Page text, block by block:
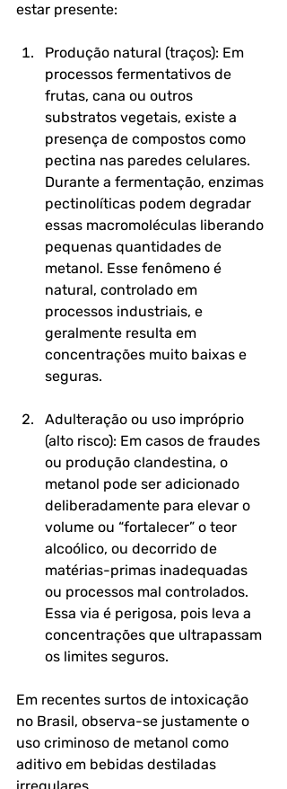
estar presente:
Produção natural (traços): Em
processos fermentativos de
frutas, cana ou outros
substratos vegetais, existe a
presença de compostos como
pectina nas paredes celulares.
Durante a fermentação, enzimas
pectinolíticas podem degradar
essas macromoléculas liberando
pequenas quantidades de
metanol. Esse fenômeno é
natural, controlado em
processos industriais, e
geralmente resulta em
concentrações muito baixas e
seguras.
Adulteração ou uso impróprio
(alto risco): Em casos de fraudes
ou produção clandestina, o
metanol pode ser adicionado
deliberadamente para elevar o
volume ou “fortalecer” o teor
alcoólico, ou decorrido de
matérias-primas inadequadas
ou processos mal controlados.
Essa via é perigosa, pois leva a
concentrações que ultrapassam
os limites seguros.
Em recentes surtos de intoxicação
no Brasil, observa-se justamente o
uso criminoso de metanol como
aditivo em bebidas destiladas